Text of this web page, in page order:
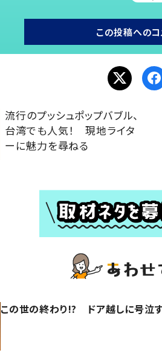
この投稿へのコ
流行のプッシュポップバブル、
台湾でも人気！ 現地ライタ
ーに魅力を尋ねる
この世の終わり!? ドア越しに号泣